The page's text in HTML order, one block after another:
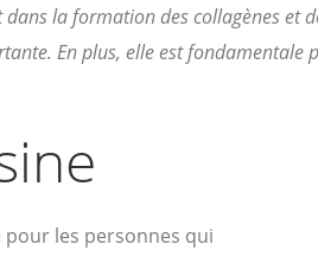
la formation des collagènes et
En plus, elle est
les personnes qui